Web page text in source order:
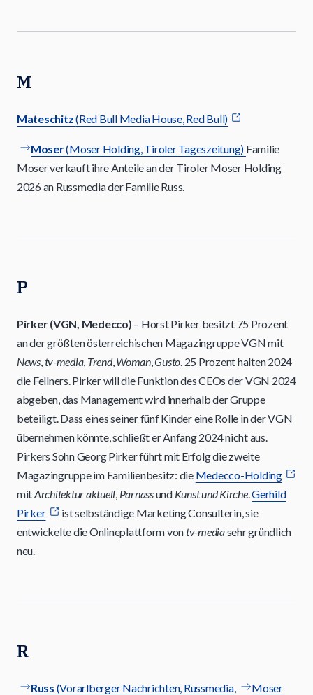
M
Mateschitz(Red Bull Media House, Red Bull)
Moser(Moser Holding, Tiroler Tageszeitung) Familie
Moser verkauft ihre Anteile an der Tiroler Moser Holding
2026 an Russmedia der Familie Russ.
P
Pirker (VGN, Medecco) – Horst Pirker besitzt 75 Prozent
an der größten österreichischen Magazingruppe VGN mit
News,tv-media, Trend,Woman,Gusto. 25 Prozent halten 2024
die Fellners. Pirker will die Funktion des CEOs der VGN 2024
abgeben, das Management wird innerhalb der Gruppe
beteiligt. Dass eines seiner fünf Kinder eine Rolle in der VGN
übernehmen könnte, schließt er Anfang 2024 nicht aus.
Pirkers Sohn Georg Pirker führt mit Erfolg die zweite
Magazingruppe im Familienbesitz: die Medecco-Holding
mitArchitektur aktuell, Parnassund Kunst und Kirche.Gerhild
Pirker
ist selbständige Marketing Consulterin, sie
entwickelte die Onlineplattform vontv-mediasehr gründlich
neu.
R
Russ (Vorarlberger Nachrichten, Russmedia,
Moser